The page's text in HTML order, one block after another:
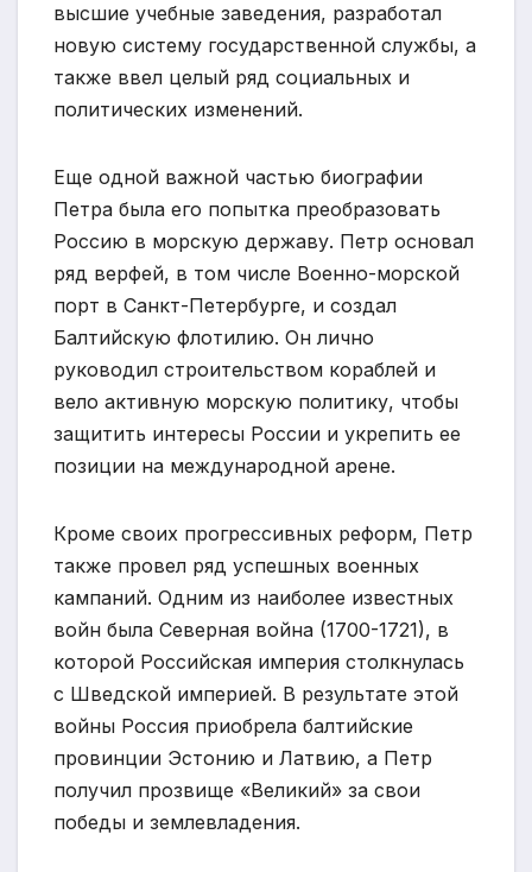
высшие учебные заведения, разработал
новую систему государственной службы, а
также ввел целый ряд социальных и
политических изменений.
Еще одной важной частью биографии
Петра была его попытка преобразовать
Россию в морскую державу. Петр основал
ряд верфей, в том числе Военно-морской
порт в Санкт-Петербурге, и создал
Балтийскую флотилию. Он лично
руководил строительством кораблей и
вело активную морскую политику, чтобы
защитить интересы России и укрепить ее
позиции на международной арене.
Кроме своих прогрессивных реформ, Петр
также провел ряд успешных военных
кампаний. Одним из наиболее известных
войн была Северная война (1700-1721), в
которой Российская империя столкнулась
с Шведской империей. В результате этой
войны Россия приобрела балтийские
провинции Эстонию и Латвию, а Петр
получил прозвище «Великий» за свои
победы и землевладения.